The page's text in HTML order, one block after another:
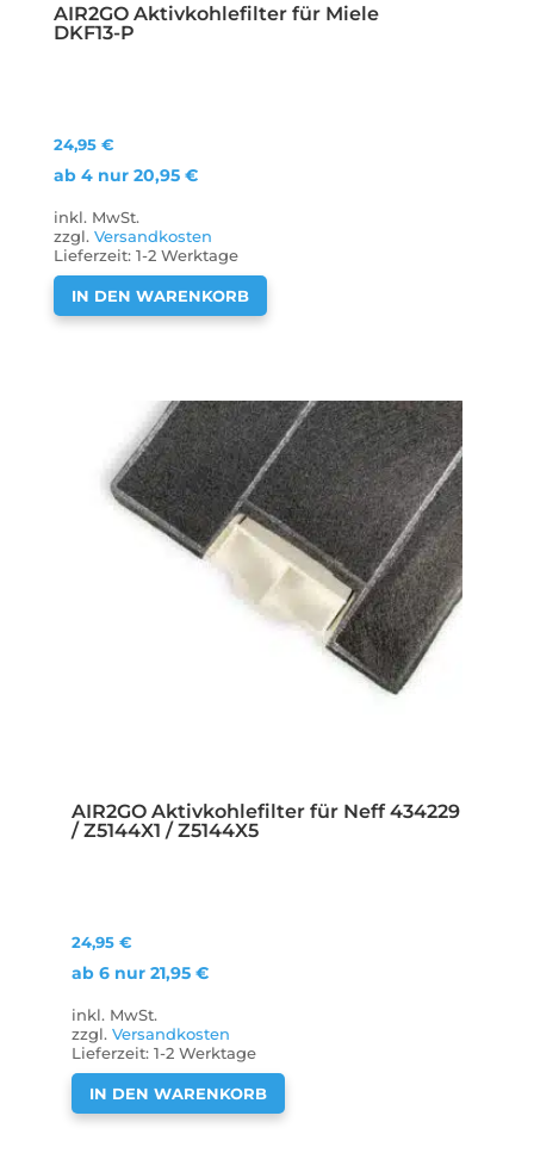
AIR2GO Aktivkohlefilter für Miele
DKF13-P
24,95€
ab 4 nur20,95€
inkl. MwSt.
zzgl.Versandkosten
Lieferzeit:1-2 Werktage
IN DEN WARENKORB
AIR2GO Aktivkohlefilter für Neff 434229
/ Z5144X1 / Z5144X5
24,95 €
ab 6 nur 21,95 €
inkl. MwSt.
zzgl. Versandkosten
Lieferzeit: 1-2 Werktage
IN DEN WARENKORB